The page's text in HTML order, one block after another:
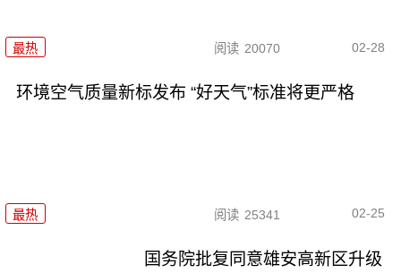
最热 阅读 20070 02-28
环境空气质量新标发布 “好天气”标准将更严格
最热 阅读 25341 02-25
国务院批复同意雄安高新区升级